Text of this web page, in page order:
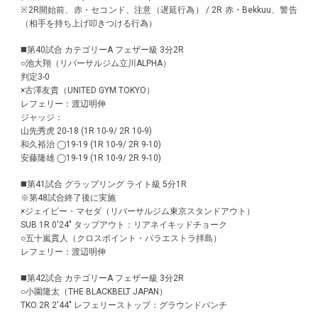
※2R開始前、赤・セコンド、注意（遅延行為） / 2R 赤・Bekkuu、警告
（相手を持ち上げ叩きつける行為）
◼️第40試合 カテゴリーA フェザー級 3分2R
○池大翔（リバーサルジム立川ALPHA）
判定3-0
×古澤友貴（UNITED GYM TOKYO）
レフェリー：渡辺明伸
ジャッジ：
山先秀虎 20-18 (1R 10-9/ 2R 10-9)
和久裕治 ◯19-19 (1R 10-9/ 2R 9-10)
安藤隆雄 ◯19-19 (1R 10-9/ 2R 9-10)
◼️第41試合 グラップリング ライト級 5分1R
※第48試合終了後に実施
×ジェイビー・マセダ（リバーサルジム東京スタンドアウト）
SUB 1R 0'24" タップアウト：リアネイキッドチョーク
○五十嵐貫人（クロスポイント・パラエストラ拝島）
レフェリー：渡辺明伸
◼️第42試合 カテゴリーA フェザー級 3分2R
○小園隆太（THE BLACKBELT JAPAN）
TKO 2R 2'44" レフェリーストップ：グラウンドパンチ